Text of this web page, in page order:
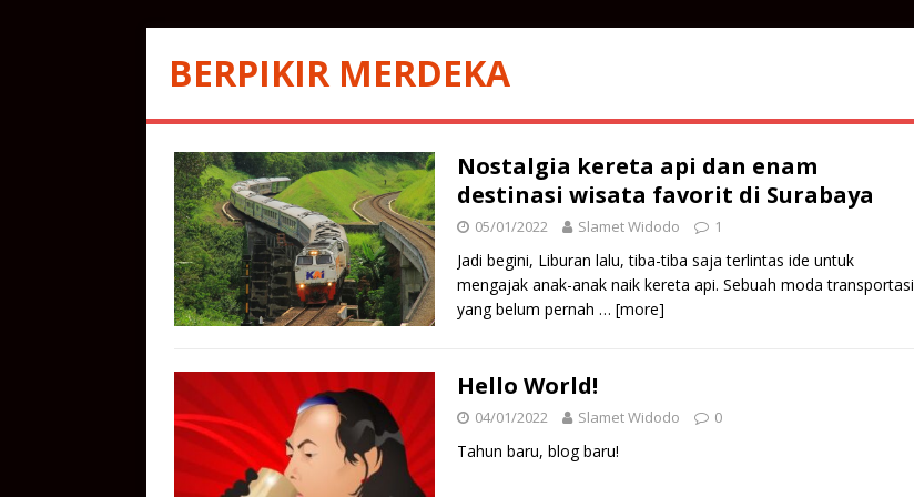
BERPIKIR MERDEKA
Nostalgia kereta api dan enam
destinasi wisata favorit di Surabaya
05/01/2022 Slamet Widodo 1
Jadi begini, Liburan lalu, tiba-tiba saja terlintas ide untuk
mengajak anak-anak naik kereta api. Sebuah moda transportasi
yang belum pernah … [more]
Hello World!
04/01/2022 Slamet Widodo 0
Tahun baru, blog baru!